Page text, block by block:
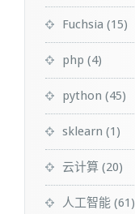
Fuchsia (15)
php (4)
python (45)
sklearn (1)
云计算 (20)
人工智能 (61)